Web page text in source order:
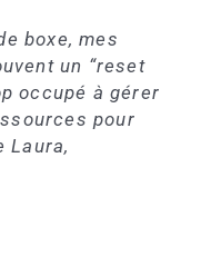
boxe, mes
un “reset
occupé à gérer
pour
Laura,